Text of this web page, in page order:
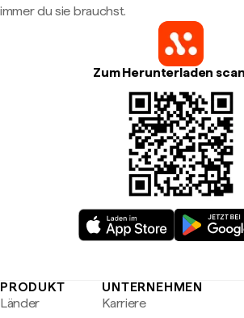
immer du sie brauchst.
Zum Herunterladen
PRODUKT
Länder
UNTERNEHMEN
Karriere